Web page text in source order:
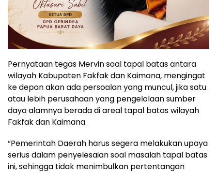
Pernyataan tegas Mervin soal tapal batas antara
wilayah Kabupaten Fakfak dan Kaimana, mengingat
ke depan akan ada persoalan yang muncul, jika satu
atau lebih perusahaan yang pengelolaan sumber
daya alamnya berada di areal tapal batas wilayah
Fakfak dan Kaimana.
“Pemerintah Daerah harus segera melakukan upaya
serius dalam penyelesaian soal masalah tapal batas
ini, sehingga tidak menimbulkan pertentangan